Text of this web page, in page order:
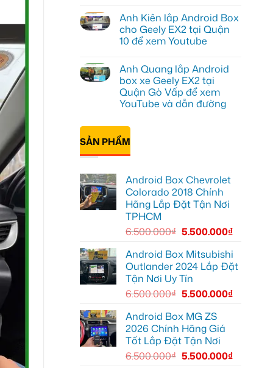
cấp
giải
trí
ô
tô
cho
Ford
Thủ
Đức
cần
ánh
sáng
tốt
bình
luận
ở
Anh
Camera
hành
trình
ô
tô
Suzuki
Quận
12
để
ghi
cung
đường
Anh Kiên lắp Android Box
cho Geely EX2 tại Quận
10 để xem Youtube
bình
luận
ở
Anh
Kiên
lắp
Box
Geely
EX2
tại
xem
Youtube
Anh Quang lắp Android
box xe Geely EX2 tại
Quận Gò Vấp để xem
YouTube và dẫn đường
có
luận
ở
Anh
Android
box
Geely
EX2
Quận
Gò
xem
YouTube
và
dẫn
đường
SẢN PHẨM
Android Box Chevrolet
Colorado 2018 Chính
Hãng Lắp Đặt Tận Nơi
TPHCM
6.500.000₫ 5.500.000₫
Android Box Mitsubishi
Outlander 2024 Lắp Đặt
Tận Nơi Uy Tín
6.500.000₫ 5.500.000₫
Android Box MG ZS
2026 Chính Hãng Giá
Tốt Lắp Đặt Tận Nơi
6.500.000₫ 5.500.000₫